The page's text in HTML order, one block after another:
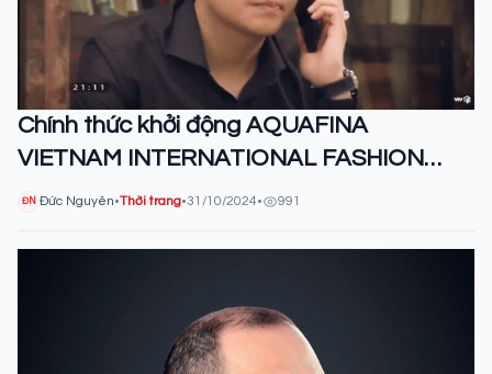
Chính thức khởi động AQUAFINA
VIETNAM INTERNATIONAL FASHION
WEEK mùa Thu Đông 2024
ĐN Đức Nguyên•Thời trang•31/10/2024• 991